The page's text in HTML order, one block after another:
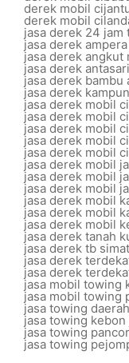
derek mobil
derek mobil
jasa derek 24 jam
jasa derek
jasa derek angkut
jasa derek
jasa derek bambu
jasa derek
jasa derek mobil
jasa derek mobil
jasa derek mobil
jasa derek mobil
jasa derek mobil
jasa derek mobil
jasa derek mobil
jasa derek mobil
jasa derek mobil
jasa derek mobil
jasa derek mobil
jasa derek tanah
jasa derek tb
jasa derek
jasa derek
jasa mobil towing
jasa mobil towing
jasa towing
jasa towing
jasa towing
jasa towing